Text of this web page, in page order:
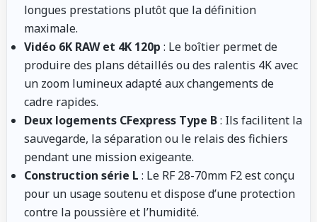
longues prestations plutôt que la définition
maximale.
Vidéo 6K RAW et 4K 120p : Le boîtier permet de
produire des plans détaillés ou des ralentis 4K avec
un zoom lumineux adapté aux changements de
cadre rapides.
Deux logements CFexpress Type B: Ils facilitent la
sauvegarde, la séparation ou le relais des fichiers
pendant une mission exigeante.
Construction série L : Le RF 28-70mm F2 est conçu
pour un usage soutenu et dispose d’une protection
contre la poussière et l’humidité.